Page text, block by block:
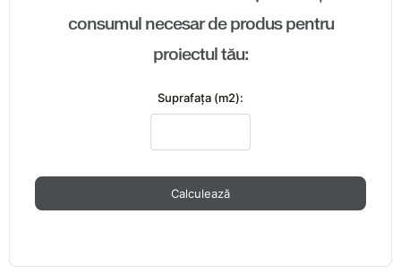
consumul necesar de produs pentru
proiectul tău:
Suprafaţa (m2):
Calculează